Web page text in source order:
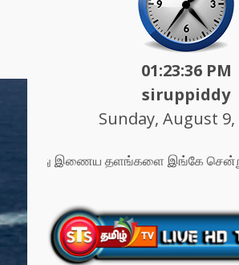
01:23:38 PM
siruppiddy
Sunday, August 9,
எமது இணைய தளங்களை இங்கே சென்று